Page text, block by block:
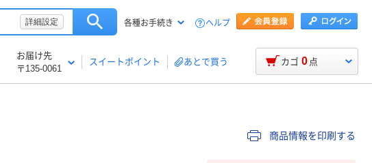
詳細設定 各種お手続き ヘルプ
お届け先
〒135-0061
スイートポイント あとで買う カゴ 0 点
商品情報を印刷する